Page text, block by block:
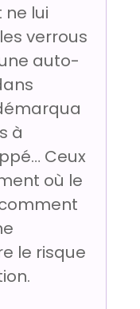
lui
verrous
auto-
à
Ceux
où le
le risque